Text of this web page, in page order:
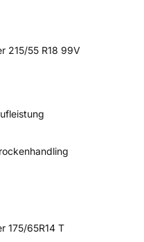
215/55 R18 99V
175/65R14 T